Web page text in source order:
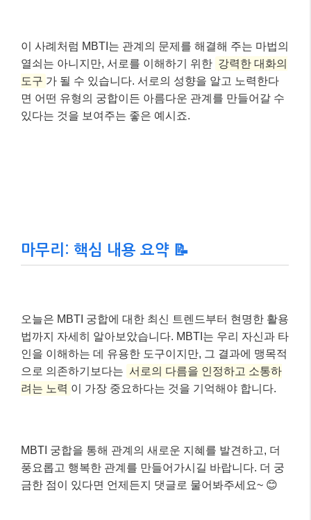
이 사례처럼 MBTI는 관계의 문제를 해결해 주는 마법의
열쇠는 아니지만, 서로를 이해하기 위한 강력한 대화의
도구 가 될 수 있습니다. 서로의 성향을 알고 노력한다
면 어떤 유형의 궁합이든 아름다운 관계를 만들어갈 수
있다는 것을 보여주는 좋은 예시죠.
마무리: 핵심 내용 요약 📝
오늘은 MBTI 궁합에 대한 최신 트렌드부터 현명한 활용
법까지 자세히 알아보았습니다. MBTI는 우리 자신과 타
인을 이해하는 데 유용한 도구이지만, 그 결과에 맹목적
으로 의존하기보다는 서로의 다름을 인정하고 소통하
려는 노력 이 가장 중요하다는 것을 기억해야 합니다.
MBTI 궁합을 통해 관계의 새로운 지혜를 발견하고, 더
풍요롭고 행복한 관계를 만들어가시길 바랍니다. 더 궁
금한 점이 있다면 언제든지 댓글로 물어봐주세요~ 😊